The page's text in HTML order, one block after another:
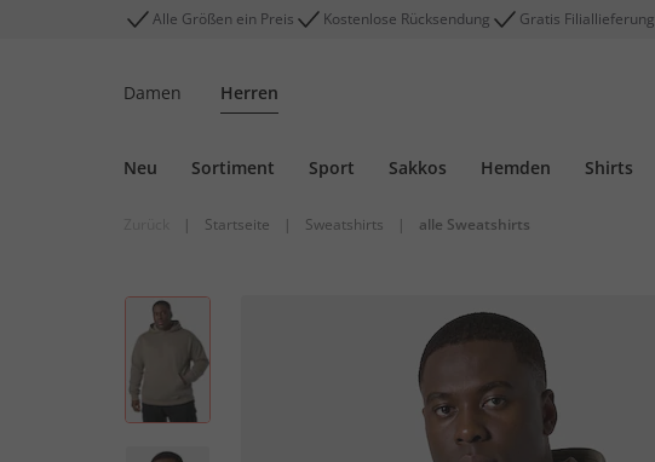
Alle Größen ein Preis Kostenlose Rücksendung Gratis Filiallieferung
Damen Herren
Neu Sortiment Sport Sakkos Hemden Shirts
| Startseite | Sweatshirts | alle Sweatshirts